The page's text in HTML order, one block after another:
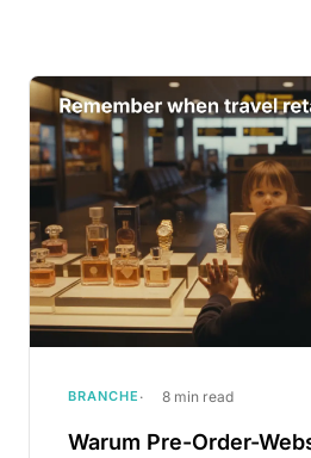
BRANCHE 8 min read
Warum Pre-Order-